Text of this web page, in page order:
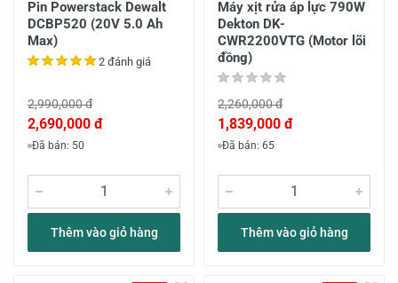
Pin Powerstack Dewalt
DCBP520 (20V 5.0 Ah
Max)
2 đánh giá
2,990,000 đ
2,690,000 đ
Đã bán: 50
Thêm vào giỏ hàng
Máy xịt rửa áp lực 790W
Dekton DK-
CWR2200VTG (Motor lõi
đồng)
2,260,000 đ
1,839,000 đ
Đã bán: 65
Thêm vào giỏ hàng